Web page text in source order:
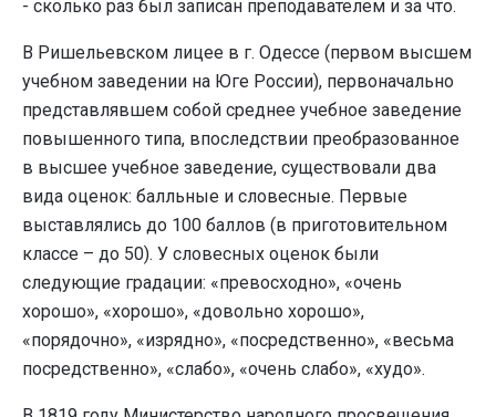
- сколько раз был записан преподавателем и за что.
В Ришельевском лицее в г. Одессе (первом высшем
учебном заведении на Юге России), первоначально
представлявшем собой среднее учебное заведение
повышенного типа, впоследствии преобразованное
в высшее учебное заведение, существовали два
вида оценок: балльные и словесные. Первые
выставлялись до 100 баллов (в приготовительном
классе – до 50). У словесных оценок были
следующие градации: «превосходно», «очень
хорошо», «хорошо», «довольно хорошо»,
«порядочно», «изрядно», «посредственно», «весьма
посредственно», «слабо», «очень слабо», «худо».